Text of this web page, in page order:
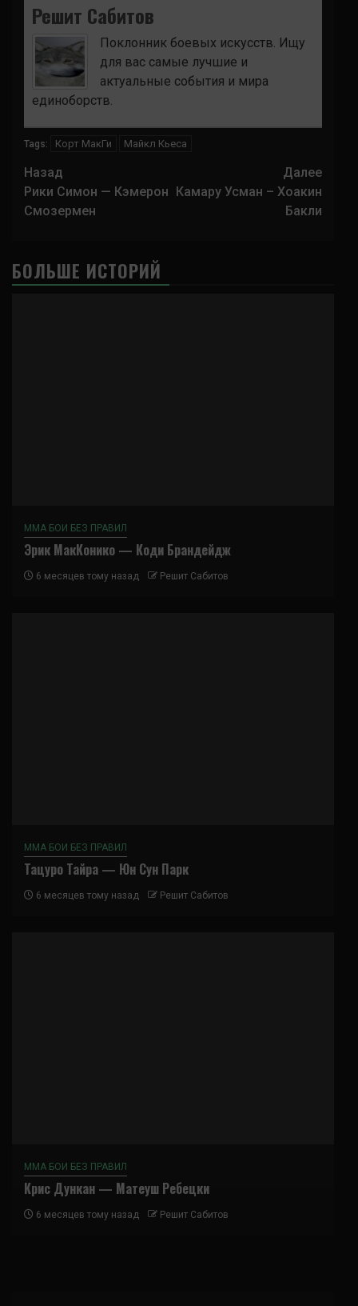
Решит Сабитов
Поклонник боевых искусств. Ищу
для вас самые лучшие и
актуальные события и мира
единоборств.
Tags: Корт МакГи Майкл Кьеса
Навигация
записи
Назад
Рики Симон — Кэмерон
Смозермен
Далее
Камару Усман – Хоакин
Бакли
БОЛЬШЕ ИСТОРИЙ
ММА БОИ БЕЗ ПРАВИЛ
Эрик МакКонико — Коди Брандейдж
6 месяцев тому назад Решит Сабитов
ММА БОИ БЕЗ ПРАВИЛ
Тацуро Тайра — Юн Сун Парк
6 месяцев тому назад Решит Сабитов
ММА БОИ БЕЗ ПРАВИЛ
Крис Дункан — Матеуш Ребецки
6 месяцев тому назад Решит Сабитов